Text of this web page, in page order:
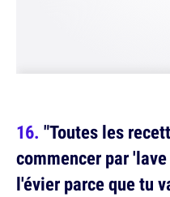
"Toutes les
commencer par
l'évier parce que tu